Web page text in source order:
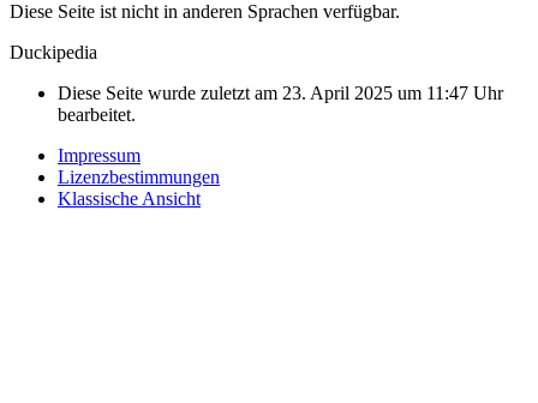
Diese Seite ist nicht in anderen Sprachen verfügbar.
Duckipedia
Diese Seite wurde zuletzt am 23. April 2025 um 11:47 Uhr
bearbeitet.
Impressum
Lizenzbestimmungen
Klassische Ansicht